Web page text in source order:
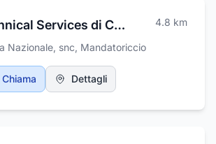
Technical Services di Caligiuri Leonardo 4.8 km
Nazionale, snc, Mandatoriccio
Chiama Dettagli